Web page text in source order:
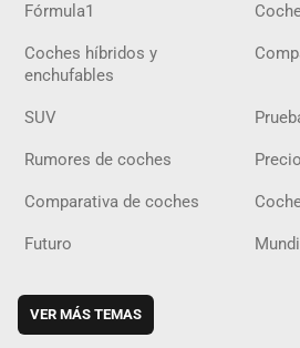
Fórmula1
Coches híbridos y
enchufables
SUV
Rumores de coches
Comparativa de coches
Futuro
VER MÁS TEMAS